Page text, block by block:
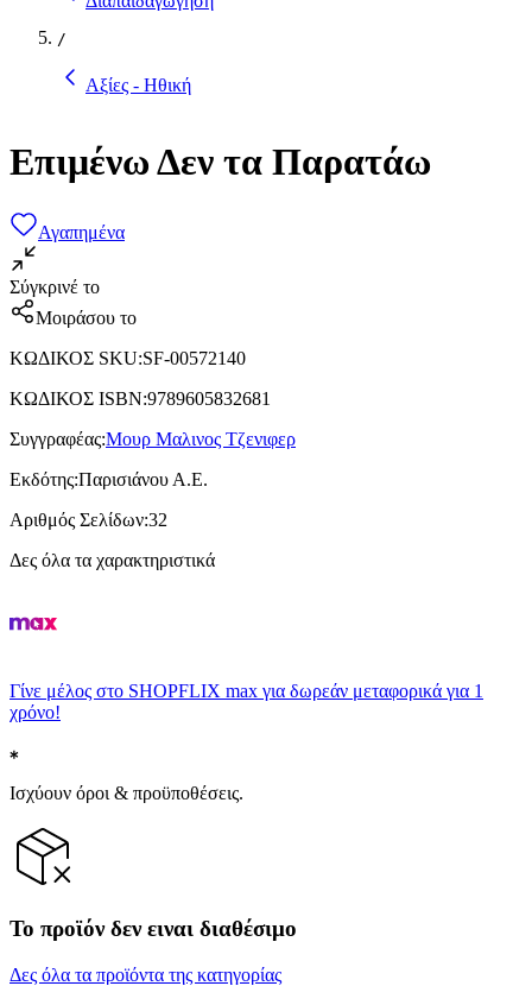
/
Αξίες - Ηθική
Επιμένω Δεν τα Παρατάω
Αγαπημένα
Σύγκρινέ το
Μοιράσου το
ΚΩΔΙΚΟΣ SKU:SF-00572140
ΚΩΔΙΚΟΣ ISBN:9789605832681
Συγγραφέας:Μουρ Μαλινος Τζενιφερ
Εκδότης:Παρισιάνου Α.Ε.
Αριθμός Σελίδων:32
Δες όλα τα χαρακτηριστικά
Γίνε μέλος στο SHOPFLIX max για δωρεάν μεταφορικά για 1
χρόνο!
Ισχύουν όροι & προϋποθέσεις.
Το προϊόν δεν ειναι διαθέσιμο
Δες όλα τα προϊόντα της κατηγορίας